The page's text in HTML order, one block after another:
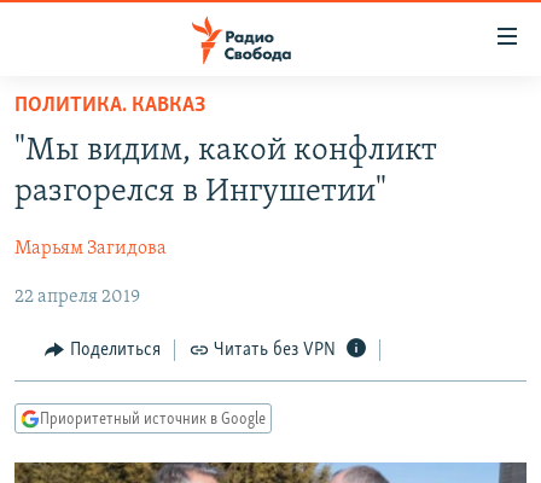
упрощенного
доступа
основному
Вернутся
главной
навигации
Вернутся
ПРОГРАММЫ
ПОДКАСТЫ
АВТОРСКИЕ ПРОЕКТЫ
ЦИТАТЫ СВОБОДЫ
МНЕНИЯ
КУЛЬТУРА
IDEL.РЕАЛИИ
КАВКАЗ.РЕАЛИИ
СЕВЕР.РЕАЛИИ
ПОЛИТИКА. КАВКАЗ
"Мы видим, какой конфликт
разгорелся в Ингушетии"
Марьям Загидова
22 апреля 2019
Поделиться Читать без VPN
Приоритетный источник в Google